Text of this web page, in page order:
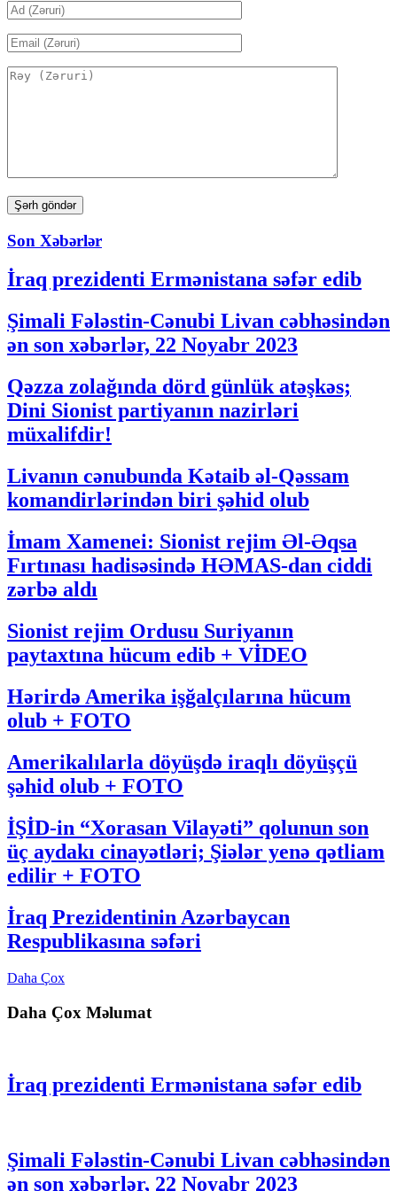
Son Xəbərlər
İraq prezidenti Ermənistana səfər edib
Şimali Fələstin-Cənubi Livan cəbhəsindən
ən son xəbərlər, 22 Noyabr 2023
Qəzza zolağında dörd günlük atəşkəs;
Dini Sionist partiyanın nazirləri
müxalifdir!
Livanın cənubunda Kətaib əl-Qəssam
komandirlərindən biri şəhid olub
İmam Xamenei: Sionist rejim Əl-Əqsa
Fırtınası hadisəsində HƏMAS-dan ciddi
zərbə aldı
Sionist rejim Ordusu Suriyanın
paytaxtına hücum edib + VİDEO
Hərirdə Amerika işğalçılarına hücum
olub + FOTO
Amerikalılarla döyüşdə iraqlı döyüşçü
şəhid olub + FOTO
İŞİD-in “Xorasan Vilayəti” qolunun son
üç aydakı cinayətləri; Şiələr yenə qətliam
edilir + FOTO
İraq Prezidentinin Azərbaycan
Respublikasına səfəri
Daha Çox
Daha Çox Məlumat
İraq prezidenti Ermənistana səfər edib
Şimali Fələstin-Cənubi Livan cəbhəsindən
ən son xəbərlər, 22 Noyabr 2023